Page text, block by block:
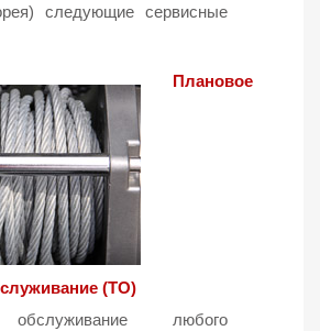
следующие сервисные
Плановое
(ТО)
обслуживание любого